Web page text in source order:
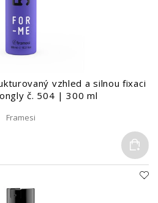
vzhled a silnou fixaci
č. 504 | 300 ml
Framesi